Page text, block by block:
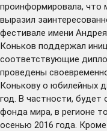
проинформировала, что
выразил
фестивале имени
Коньков поддержал
соответствующие
проведены
Конькову о юбилейных
год. В частности, будет
фонда мира, в регионе
осенью 2016 года.